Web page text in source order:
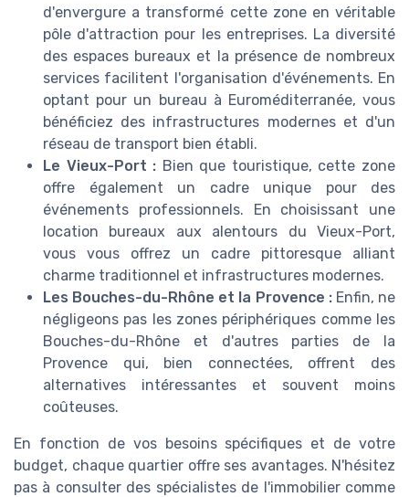
d'envergure a transformé cette zone en véritable
pôle d'attraction pour les entreprises. La diversité
des espaces bureaux et la présence de nombreux
services facilitent l'organisation d'événements. En
optant pour un bureau à Euroméditerranée, vous
bénéficiez des infrastructures modernes et d'un
réseau de transport bien établi.
Le Vieux-Port : Bien que touristique, cette zone
offre également un cadre unique pour des
événements professionnels. En choisissant une
location bureaux aux alentours du Vieux-Port,
vous vous offrez un cadre pittoresque alliant
charme traditionnel et infrastructures modernes.
Les Bouches-du-Rhône et la Provence :Enfin, ne
négligeons pas les zones périphériques comme les
Bouches-du-Rhône et d'autres parties de la
Provence qui, bien connectées, offrent des
alternatives intéressantes et souvent moins
coûteuses.
En fonction de vos besoins spécifiques et de votre
budget, chaque quartier offre ses avantages. N'hésitez
pas à consulter des spécialistes de l'immobilier comme